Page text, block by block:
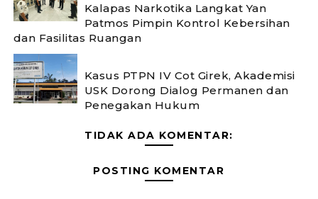
Kalapas Narkotika Langkat Yan
Patmos Pimpin Kontrol Kebersihan
dan Fasilitas Ruangan
Kasus PTPN IV Cot Girek, Akademisi
USK Dorong Dialog Permanen dan
Penegakan Hukum
TIDAK ADA KOMENTAR:
POSTING KOMENTAR